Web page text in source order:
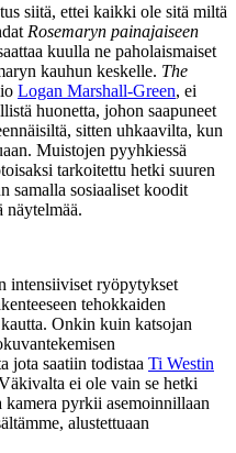
siitä, ettei kaikki ole sitä miltä
Rosemaryn painajaiseen
kuulla ne paholaismaiset
kauhun keskelle. The
Logan Marshall-Green, ei
huonetta, johon saapuneet
sitten uhkaavilta, kun
Muistojen pyyhkiessä
tarkoitettu hetki suuren
samalla sosiaaliset koodit
näytelmää.
intensiiviset ryöpytykset
tehokkaiden
Onkin kuin katsojan
jota saatiin todistaa Ti Westin
ei ole vain se hetki
kamera pyrkii asemoinnillaan
alustettuaan